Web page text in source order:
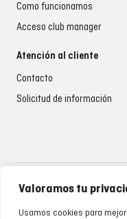
Valoramos tu
Usamos cookies para
Como funcionamos
Acceso club manager
Atención al cliente
Contacto
Solicitud de información
Atención al cliente